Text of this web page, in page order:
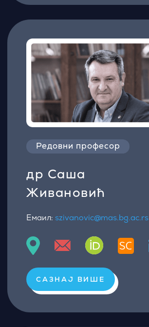
Редовни професор
др Саша
Живановић
Емаил: szivanovic@mas.bg.ac.rs
САЗНАЈ ВИШЕ